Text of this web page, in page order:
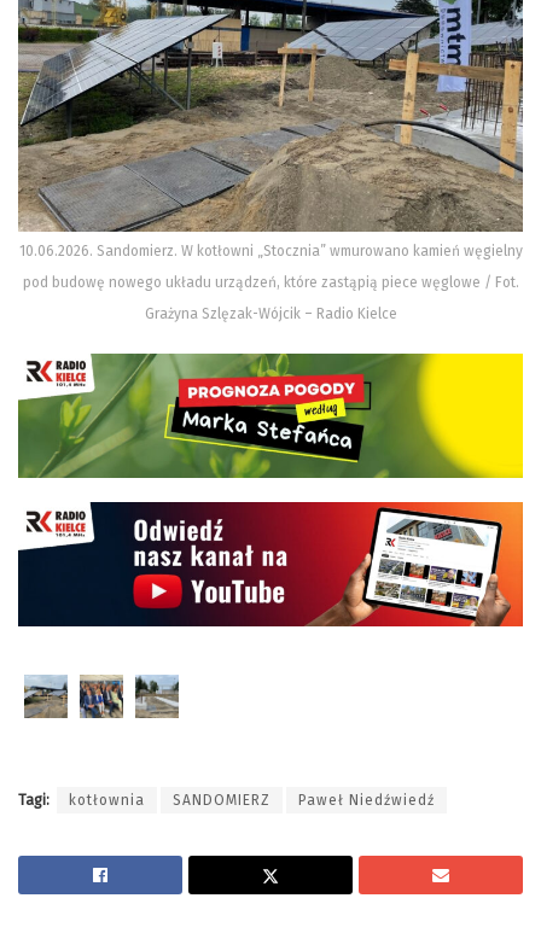
10.06.2026. Sandomierz. W kotłowni „Stocznia” wmurowano kamień węgielny
pod budowę nowego układu urządzeń, które zastąpią piece węglowe / Fot.
Grażyna Szlęzak-Wójcik – Radio Kielce
Tagi: kotłownia SANDOMIERZ Paweł Niedźwiedź